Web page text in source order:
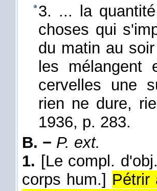
3. ... la
choses qui
du matin au
les
cervelles une
rien ne dure,
1936, p. 283.
B. − P. ext.
1. [Le compl.
corps hum.] Pétrir